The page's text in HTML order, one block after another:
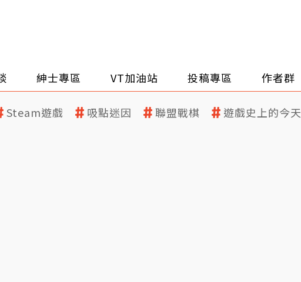
紳士專區 VT加油站 投稿專區 作者群
Steam遊戲 吸點迷因 聯盟戰棋 遊戲史上的今天